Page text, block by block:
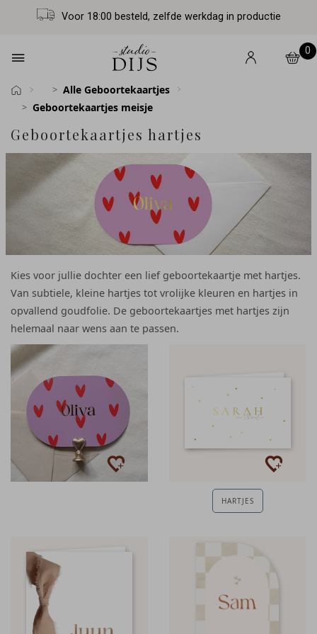
Voor 18:00 besteld, zelfde werkdag in productie
0
Alle Geboortekaartjes
Geboortekaartjes meisje
Geboortekaartjes hartjes
Kies voor jullie dochter een lief geboortekaartje met hartjes.
Van subtiele, kleine hartjes tot vrolijke kleuren en hartjes in
opvallend goudfolie. De geboortekaartjes met hartjes zijn
helemaal naar wens aan te passen.
HARTJES